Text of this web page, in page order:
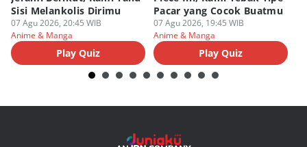
Sisi Melankolis Dirimu
07 Agu 2026, 20:45 WIB
Anime & Manga
Play Quiz
Pacar yang Cocok Buatmu
07 Agu 2026, 19:45 WIB
Anime & Manga
Play Quiz